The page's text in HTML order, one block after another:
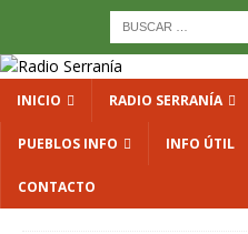
INICIO RADIO SERRANÍA
PUEBLOS INFO INFO ÚTIL
CONTACTO